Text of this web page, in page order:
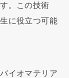
。この技術
に役立つ可能
イオマテリア